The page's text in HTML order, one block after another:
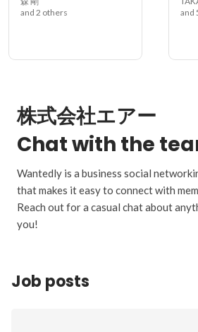
and 2 others
and
株式会社エアー
Chat with the
Wantedly is a business social
that makes it easy to connect with
Reach out for a casual chat about
you!
Job posts